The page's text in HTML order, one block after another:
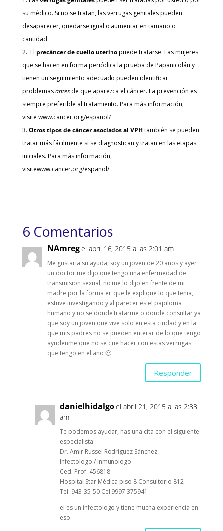
su médico. Si no se tratan, las verrugas genitales pueden
desaparecer, quedarse igual o aumentar en tamaño o
cantidad.
El precáncer de cuello uterinopuede tratarse. Las mujeres
que se hacen en forma periódica la prueba de Papanicoláu y
tienen un seguimiento adecuado pueden identificar
problemasantesde que aparezca el cáncer. La prevención es
siempre preferible al tratamiento. Para más información,
visite www.cancer.org/espanol/.
Otros tipos de cáncer asociados al VPHtambién se pueden
tratar más fácilmente si se diagnostican y tratan en las etapas
iniciales. Para más información,
visitewww.cancer.org/espanol/.
6 Comentarios
NAmregel abril 16, 2015 a las 2:01 am
Me gustaria su ayuda, soy un joven de 20 años y ayer
un doctor me dijo que tengo una enfermedad de
transmision sexual, no me lo dijo en frente de mi
madre por la forma en que le explique lo que tenia,
estuve investigando y al parecer es el papiloma
humano y no se donde tratarme o donde consultar ya
que soy un joven que vive solo en esta ciudad y en la
que mis padres no se pueden enterar de lo que tengo
ayudenme que no se que hacer con estas verrugas
que tengo en el ano 🙁
Responder
danielhidalgoel abril 21, 2015 a las 2:33
am
Te podemos ayudar, has una cita con el siguiente
especialista:
Dr. Amir Russel Rodríguez Sánchez
Infectologo / Inmunologo
Ced. Prof. 456818
Hospital Star Médica piso 8 Consultorio 812
Tel: 943-35-50 Cel.9997 375941
el es un infectologo y tiene mucha experiencia en
eso.